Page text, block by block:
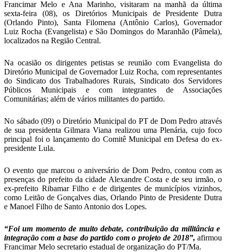
Francimar Melo e Ana Marinho, visitaram na manhã da última
sexta-feira (08), os Diretórios Municipais de Presidente Dutra
(Orlando Pinto), Santa Filomena (Antônio Carlos), Governador
Luiz Rocha (Evangelista) e São Domingos do Maranhão (Pâmela),
localizados na Região Central.
Na ocasião os dirigentes petistas se reunião com Evangelista do
Diretório Municipal de Governador Luiz Rocha, com representantes
do Sindicato dos Trabalhadores Rurais, Sindicato dos Servidores
Públicos Municipais e com integrantes de Associações
Comunitárias; além de vários militantes do partido.
No sábado (09) o Diretório Municipal do PT de Dom Pedro através
de sua presidenta Gilmara Viana realizou uma Plenária, cujo foco
principal foi o lançamento do Comitê Municipal em Defesa do ex-
presidente Lula.
O evento que marcou o aniversário de Dom Pedro, contou com as
presenças do prefeito da cidade Alexandre Costa e de seu irmão, o
ex-prefeito Ribamar Filho e de dirigentes de municípios vizinhos,
como Leitão de Gonçalves dias, Orlando Pinto de Presidente Dutra
e Manoel Filho de Santo Antonio dos Lopes.
“Foi um momento de muito debate, contribuição da militância e
integração com a base do partido com o projeto de 2018”, afirmou
Francimar Melo secretario estadual de organização do PT/Ma.